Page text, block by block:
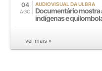
04
AGO
AUDIOVISUAL DA ULBRA
Documentário mostra
indígenas e
ver mais »